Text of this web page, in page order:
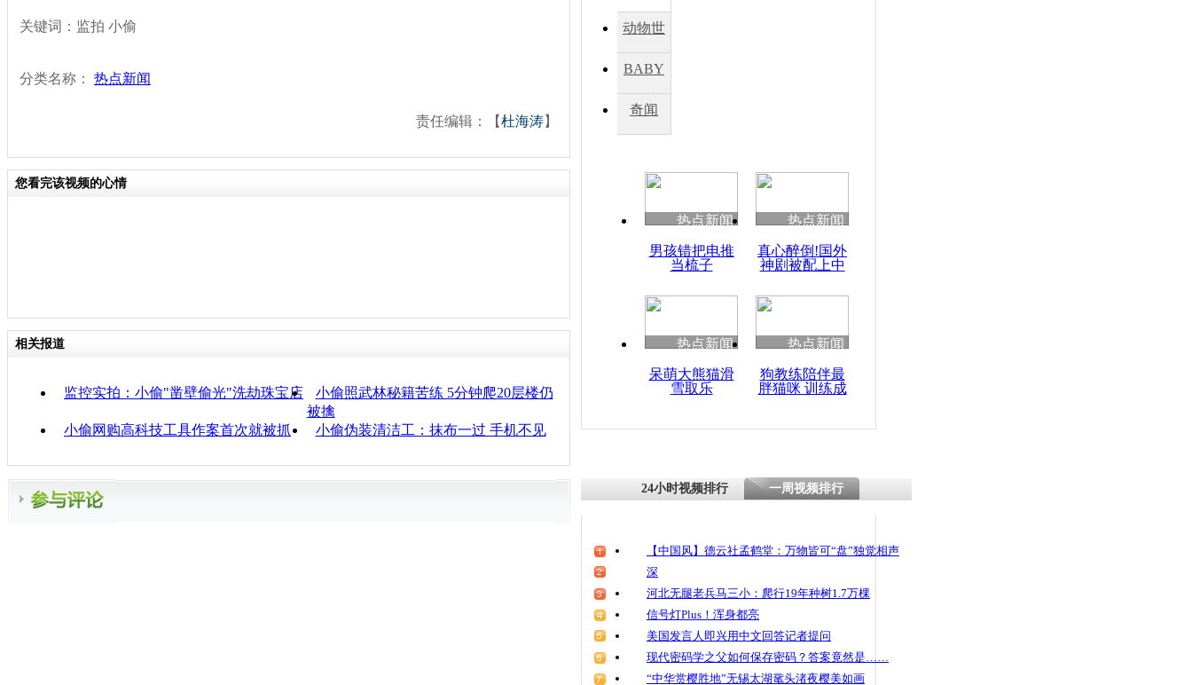
四川兴文苗乡上万人欢
度苗族花山节
清明祭英烈 哀思悼忠
监控实拍小偷三进三出
关键词：监拍 小偷
分类名称： 热点新闻
责任编辑：【杜海涛】
您看完该视频的心情
相关报道
监控实拍：小偷"凿壁偷光"洗劫珠宝店
小偷照武林秘籍苦练 5分钟爬20层楼仍
被擒
小偷网购高科技工具作案首次就被抓
小偷伪装清洁工：抹布一过 手机不见
动物世
BABY
秀
奇闻
热点新闻
男孩错把电推
当梳子
热点新闻
真心醉倒!国外
神剧被配上中
热点新闻
呆萌大熊猫滑
雪取乐
热点新闻
狗教练陪伴最
胖猫咪 训练成
24小时视频排行 一周视频排行
【中国风】德云社孟鹤堂：万物皆可“盘”独觉相声
深
河北无腿老兵马三小：爬行19年种树1.7万棵
信号灯Plus！浑身都亮
美国发言人即兴用中文回答记者提问
现代密码学之父如何保存密码？答案竟然是……
“中华赏樱胜地”无锡太湖鼋头渚夜樱美如画